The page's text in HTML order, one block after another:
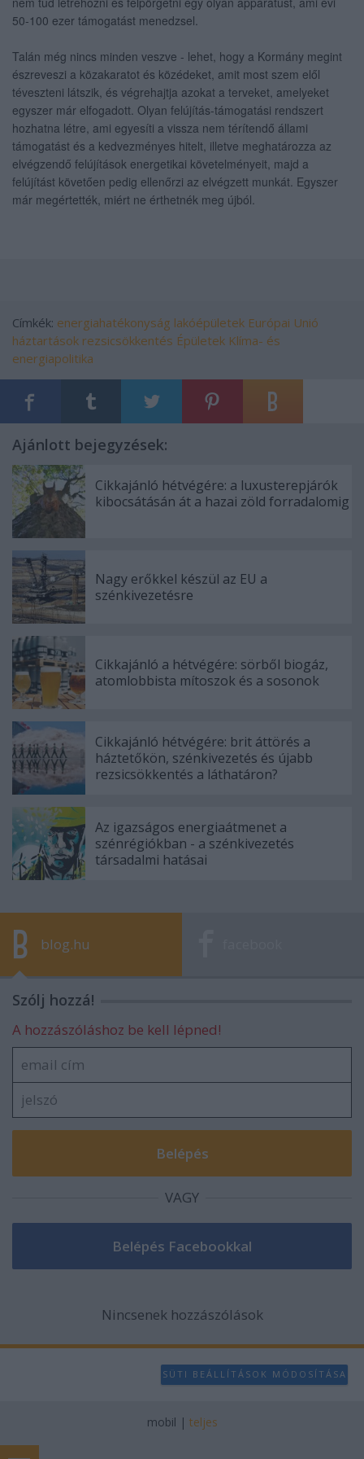
50-100 ezer támogatást menedzsel.
Talán még nincs minden veszve - lehet, hogy a Kormány megint
észreveszi a közakaratot és közédeket, amit most szem elől
téveszteni látszik, és végrehajtja azokat a terveket, amelyeket
egyszer már elfogadott. Olyan felújítás-támogatási rendszert
hozhatna létre, ami egyesíti a vissza nem térítendő állami
támogatást és a kedvezményes hitelt, illetve meghatározza az
elvégzendő felújítások energetikai követelményeit, majd a
felújítást követően pedig ellenőrzi az elvégzett munkát. Egyszer
már megértették, miért ne érthetnék meg újból.
Címkék: energiahatékonyság lakóépületek Európai Unió
háztartások rezsicsökkentés Épületek Klíma- és
energiapolitika
Ajánlott bejegyzések:
Cikkajánló hétvégére: a luxusterepjárók
kibocsátásán át a hazai zöld forradalomig
Nagy erőkkel készül az EU a
szénkivezetésre
Cikkajánló a hétvégére: sörből biogáz,
atomlobbista mítoszok és a sosonok
Cikkajánló hétvégére: brit áttörés a
háztetőkön, szénkivezetés és újabb
rezsicsökkentés a láthatáron?
Az igazságos energiaátmenet a
szénrégiókban - a szénkivezetés
társadalmi hatásai
blog.hu
Szólj hozzá!
A hozzászóláshoz be kell lépned!
VAGY
Nincsenek hozzászólások
SÜTI BEÁLLÍTÁSOK MÓDOSÍTÁSA
mobil | teljes